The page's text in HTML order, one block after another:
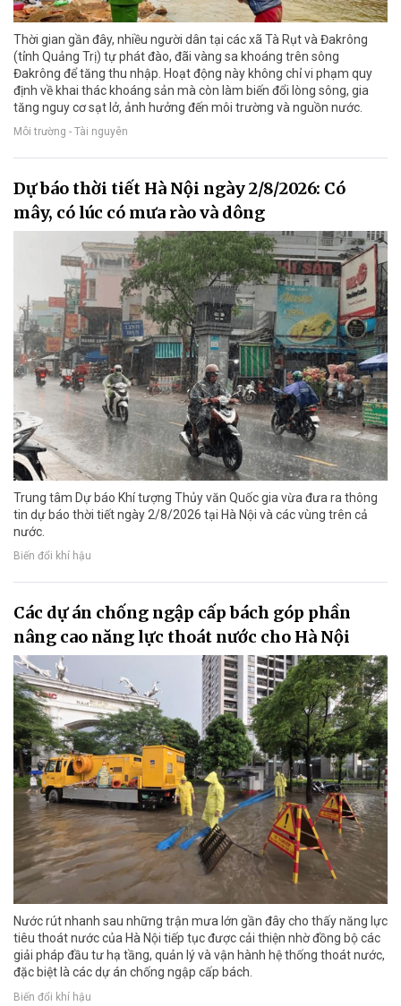
Thời gian gần đây, nhiều người dân tại các xã Tà Rụt và Đakrông
(tỉnh Quảng Trị) tự phát đào, đãi vàng sa khoáng trên sông
Đakrông để tăng thu nhập. Hoạt động này không chỉ vi phạm quy
định về khai thác khoáng sản mà còn làm biến đổi lòng sông, gia
tăng nguy cơ sạt lở, ảnh hưởng đến môi trường và nguồn nước.
Môi trường - Tài nguyên
Dự báo thời tiết Hà Nội ngày 2/8/2026: Có
mây, có lúc có mưa rào và dông
Trung tâm Dự báo Khí tượng Thủy văn Quốc gia vừa đưa ra thông
tin dự báo thời tiết ngày 2/8/2026 tại Hà Nội và các vùng trên cả
nước.
Biến đổi khí hậu
Các dự án chống ngập cấp bách góp phần
nâng cao năng lực thoát nước cho Hà Nội
Nước rút nhanh sau những trận mưa lớn gần đây cho thấy năng lực
tiêu thoát nước của Hà Nội tiếp tục được cải thiện nhờ đồng bộ các
giải pháp đầu tư hạ tầng, quản lý và vận hành hệ thống thoát nước,
đặc biệt là các dự án chống ngập cấp bách.
Biến đổi khí hậu